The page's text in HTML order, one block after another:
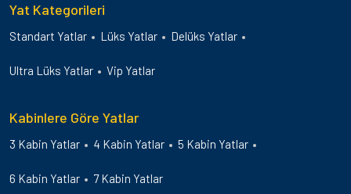
Yat Kategorileri
Standart Yatlar Lüks Yatlar Delüks Yatlar
Ultra Lüks Yatlar Vip Yatlar
Kabinlere Göre Yatlar
3 Kabin Yatlar 4 Kabin Yatlar 5 Kabin Yatlar
6 Kabin Yatlar 7 Kabin Yatlar